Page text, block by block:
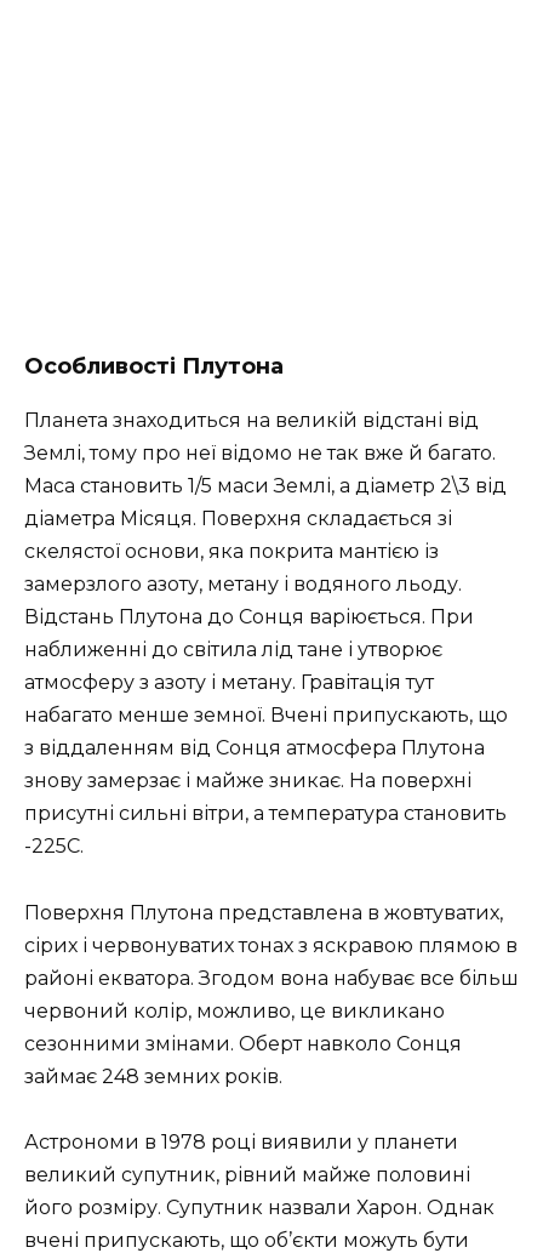
Особливості Плутона
Планета знаходиться на великій відстані від
Землі, тому про неї відомо не так вже й багато.
Маса становить 1/5 маси Землі, а діаметр 2\3 від
діаметра Місяця. Поверхня складається зі
скелястої основи, яка покрита мантією із
замерзлого азоту, метану і водяного льоду.
Відстань Плутона до Сонця варіюється. При
наближенні до світила лід тане і утворює
атмосферу з азоту і метану. Гравітація тут
набагато менше земної. Вчені припускають, що
з віддаленням від Сонця атмосфера Плутона
знову замерзає і майже зникає. На поверхні
присутні сильні вітри, а температура становить
-225С.
Поверхня Плутона представлена ​​в жовтуватих,
сірих і червонуватих тонах з яскравою плямою в
районі екватора. Згодом вона набуває все більш
червоний колір, можливо, це викликано
сезонними змінами. Оберт навколо Сонця
займає 248 земних років.
Астрономи в 1978 році виявили у планети
великий супутник, рівний майже половині
його розміру. Супутник назвали Харон. Однак
вчені припускають, що об’єкти можуть бути